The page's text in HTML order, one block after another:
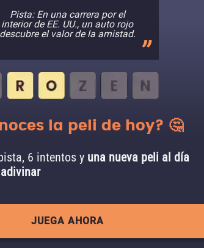
Pista: En una carrera por el
interior de EE. UU., un auto rojo
descubre el valor de la amistad.
la peli de hoy? 🤔
6 intentos y una nueva peli al día
JUEGA AHORA